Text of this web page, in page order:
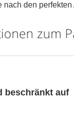
nach den
zum
beschränkt auf